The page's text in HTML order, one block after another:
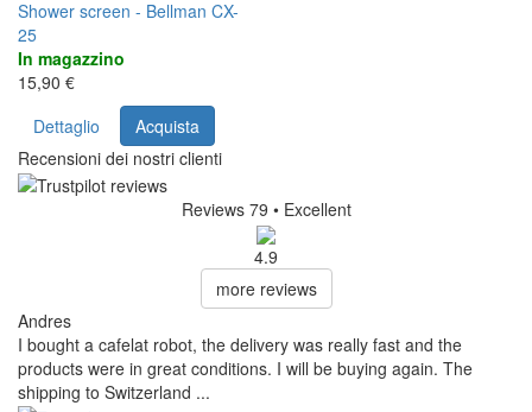
Shower screen - Bellman CX-
25
In magazzino
15,90 €
Dettaglio
Acquista
Recensioni dei nostri clienti
Reviews 79 • Excellent
4.9
more reviews
Andres
I bought a cafelat robot, the delivery was really fast and the
products were in great conditions. I will be buying again. The
shipping to Switzerland ...